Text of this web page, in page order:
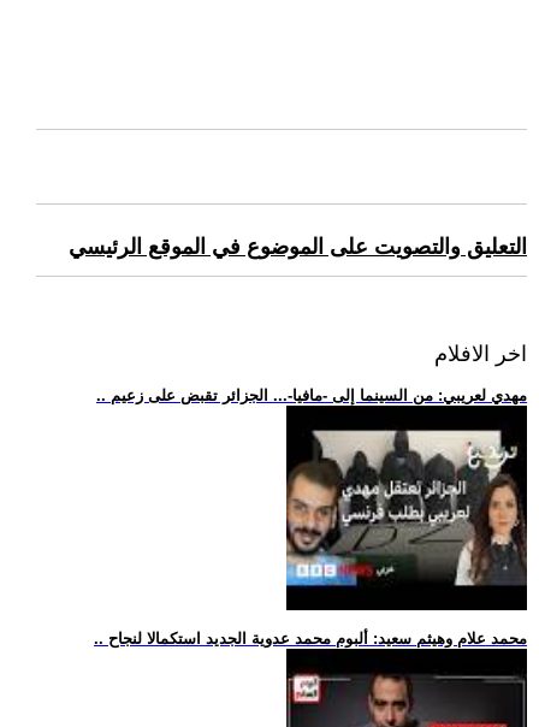
التعليق والتصويت على الموضوع في الموقع الرئيسي
اخر الافلام
.. مهدي لعريبي: من السينما إلى -مافيا-... الجزائر تقبض على زعيم
.. محمد علام وهيثم سعيد: ألبوم محمد عدوية الجديد استكمالا لنجاح